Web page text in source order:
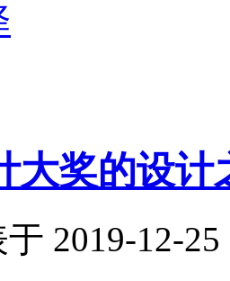
大奖的设
2019-12-25